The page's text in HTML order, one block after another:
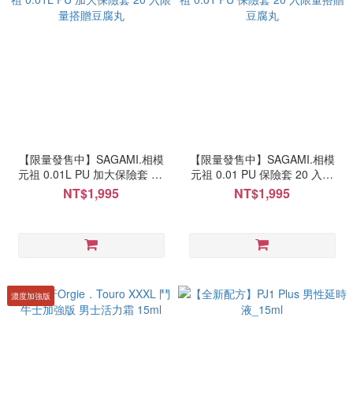
【限量發售中】SAGAMI.相模
元祖 0.01L PU 加大保險套 20
入限量搭贈豆腐丸
NT$1,995
【限量發售中】SAGAMI.相模
元祖 0.01 PU 保險套 20 入限
量搭贈豆腐丸
NT$1,995
濃度加強版